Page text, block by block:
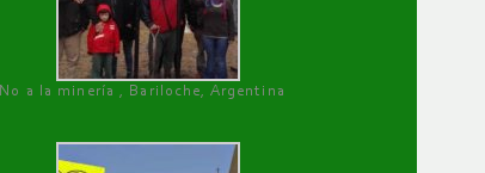
No a la minería , Bariloche, Argentina